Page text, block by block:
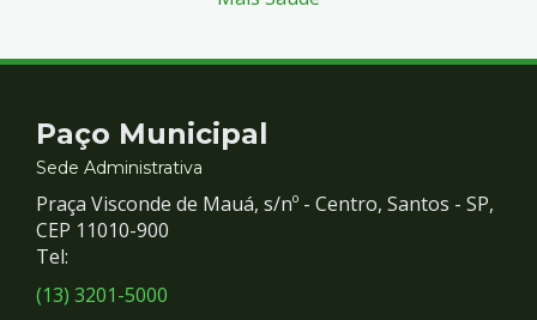
Contato
e
Redes
Sociais
Paço Municipal
Sede Administrativa
Praça Visconde de Mauá, s/nº - Centro, Santos - SP,
CEP 11010-900
Tel:
(13) 3201-5000